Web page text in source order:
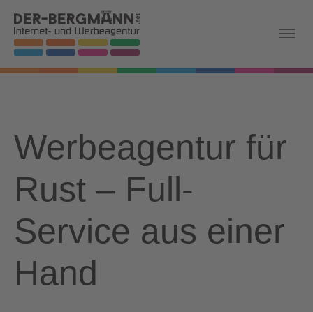
Skip to main navigation
Zum Hauptinhalt springen
Skip to page footer
Werbeagentur für
Rust – Full-
Service aus einer
Hand